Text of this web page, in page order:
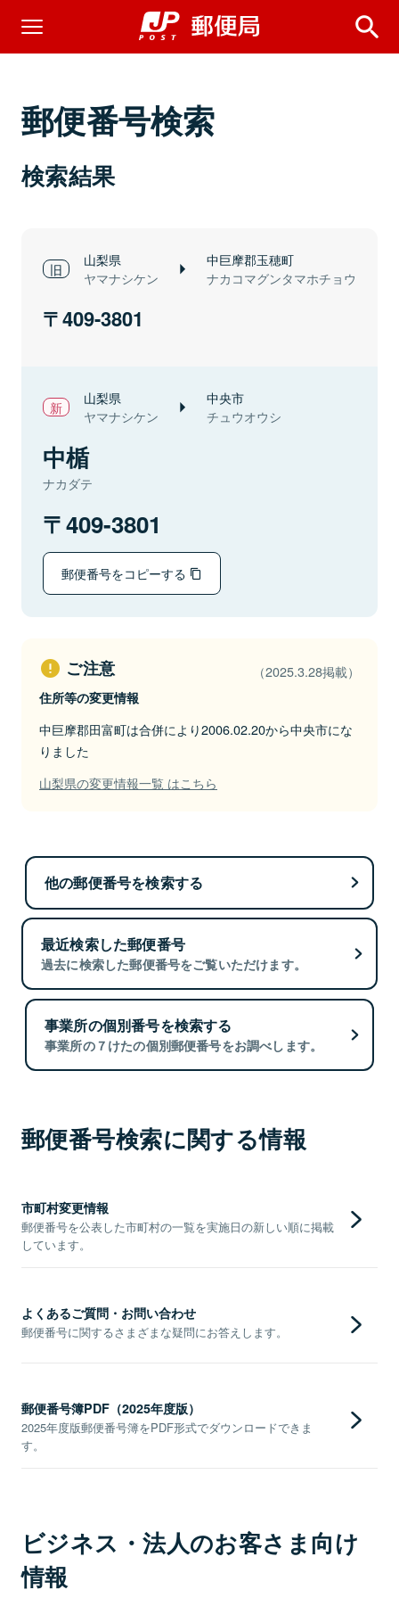
郵便番号検索
検索結果
山梨県
ヤマナシケン
中巨摩郡玉穂町
ナカコマグンタマホチョウ
409-3801
山梨県
ヤマナシケン
中央市
チュウオウシ
中楯
ナカダテ
409-3801
郵便番号をコピーする
ご注意 （2025.3.28掲載）
住所等の変更情報
中巨摩郡田富町は合併により2006.02.20から中央市にな
りました
山梨県の変更情報一覧 はこちら
他の郵便番号を検索する
最近検索した郵便番号
過去に検索した郵便番号をご覧いただけます。
事業所の個別番号を検索する
事業所の７けたの個別郵便番号をお調べします。
郵便番号検索に関する情報
市町村変更情報
郵便番号を公表した市町村の一覧を実施日の新しい順に掲載
しています。
よくあるご質問・お問い合わせ
郵便番号に関するさまざまな疑問にお答えします。
郵便番号簿PDF（2025年度版）
2025年度版郵便番号簿をPDF形式でダウンロードできま
す。
ビジネス・法人のお客さま向け
情報